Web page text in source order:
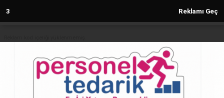
2 Reklamı Geç
Anasayfa
Engelsiz Ebeveyn Akademisi'nde
eğitim ve istihdam vurgusu